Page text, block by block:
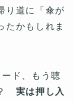
り道に「傘が
たかもしれま
ド、もう聴
実は押し入